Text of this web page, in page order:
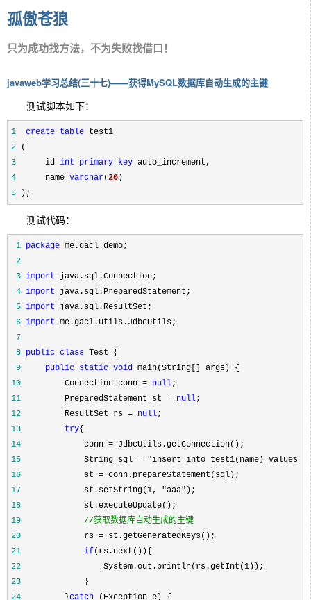
孤傲苍狼
只为成功找方法，不为失败找借口！
javaweb学习总结(三十七)——获得MySQL数据库自动生成的主键
测试脚本如下：
1 create table
2
3
      id
int primary key
4
      name
varchar(20
5 );
测试代码：
1 package
2
3 import
4 import
5 import
6 import
7
8 public class
9
public static void
10
         Connection conn =
null
11
         PreparedStatement st =
null
12
         ResultSet rs =
null
13
try
14
             conn =
15
String sql = "insert into test1(name)
16
             st =
17
             st.setString(1, "aaa"
18
19
//获取数据库自动生成的主键
20
             rs =
21
if
22
                 System.out.println(rs.getInt(1
23
24
         }
catch